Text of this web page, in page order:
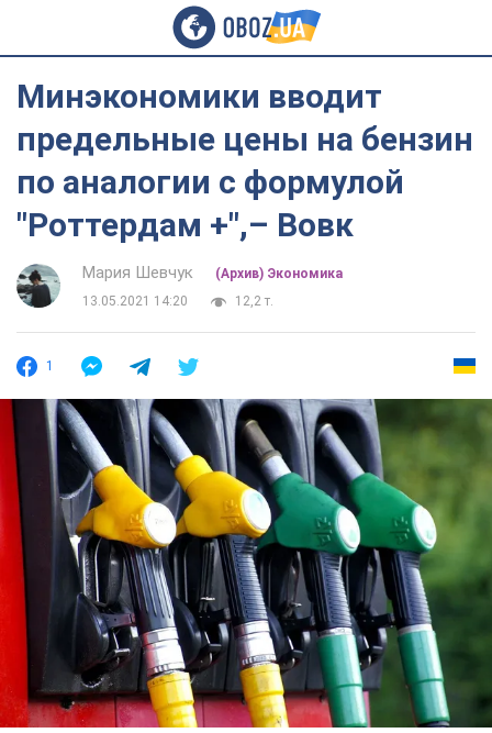
Минэкономики вводит
предельные цены на бензин
по аналогии с формулой
"Роттердам +",– Вовк
Мария Шевчук
(Архив) Экономика
13.05.2021 14:20
12,2 т.
1